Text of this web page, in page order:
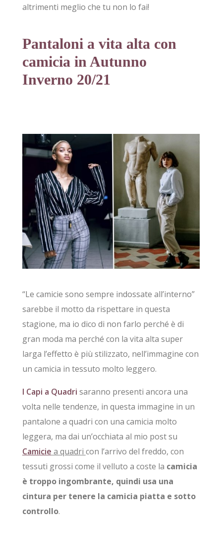
altrimenti meglio che tu non lo fai!
Pantaloni a vita alta con
camicia in Autunno
Inverno 20/21
“Le camicie sono sempre indossate all’interno”
sarebbe il motto da rispettare in questa
stagione, ma io dico di non farlo perché è di
gran moda ma perché con la vita alta super
larga l’effetto è più stilizzato, nell’immagine con
un camicia in tessuto molto leggero.
I Capi a Quadri saranno presenti ancora una
volta nelle tendenze, in questa immagine in un
pantalone a quadri con una camicia molto
leggera, ma dai un’occhiata al mio post su
Camicie a quadri con l’arrivo del freddo, con
tessuti grossi come il velluto a coste la camicia
è troppo ingombrante, quindi usa una
cintura per tenere la camicia piatta e sotto
controllo.